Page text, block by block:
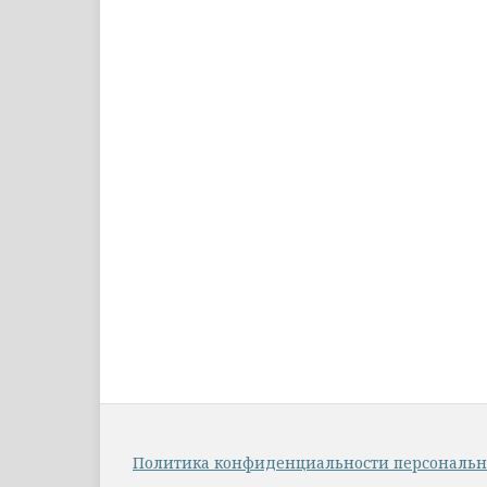
Политика конфиденциальности